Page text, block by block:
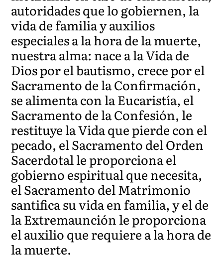
autoridades que lo gobiernen, la
vida de familia y auxilios
especiales a la hora de la muerte,
nuestra alma: nace a la Vida de
Dios por el bautismo, crece por el
Sacramento de la Confirmación,
se alimenta con la Eucaristía, el
Sacramento de la Confesión, le
restituye la Vida que pierde con el
pecado, el Sacramento del Orden
Sacerdotal le proporciona el
gobierno espiritual que necesita,
el Sacramento del Matrimonio
santifica su vida en familia, y el de
la Extremaunción le proporciona
el auxilio que requiere a la hora de
la muerte.